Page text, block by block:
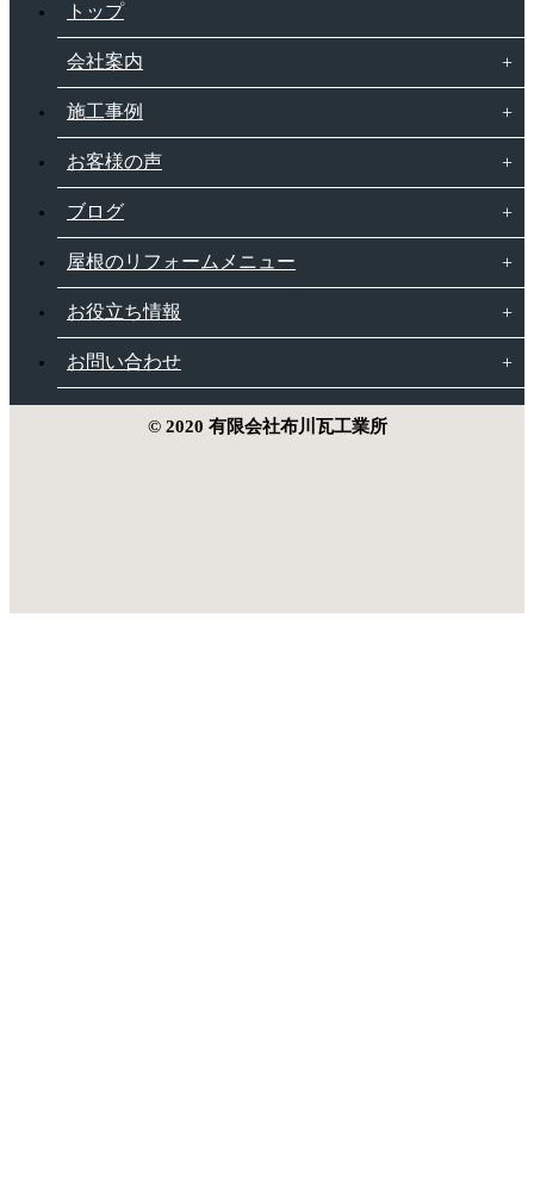
トップ
会社案内
施工事例
お客様の声
ブログ
屋根のリフォームメニュー
お役立ち情報
お問い合わせ
© 2020 有限会社布川瓦工業所